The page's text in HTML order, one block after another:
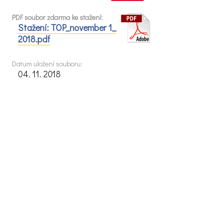
PDF soubor zdarma ke stažení:
Stažení: TOP_november 1_
2018.pdf
Datum uložení souboru:
04. 11. 2018